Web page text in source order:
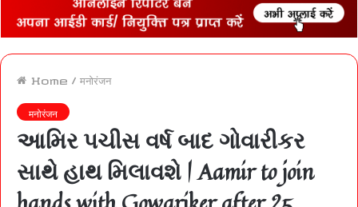
Home / मनोरंजन
मनोरंजन
આમિર પચીસ વર્ષ બાદ ગોવારીકર
સાથે હાથ મિલાવશે | Aamir to join